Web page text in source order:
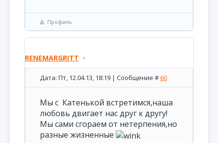
Профиль
RENEMARGRITT
Дата: Пт, 12.04.13, 18:19 | Сообщение #60
Мы с Катенькой встретимся,наша
любовь двигает нас друг к другу!
Мы сами сгораем от нетерпения,но
разные жизненные